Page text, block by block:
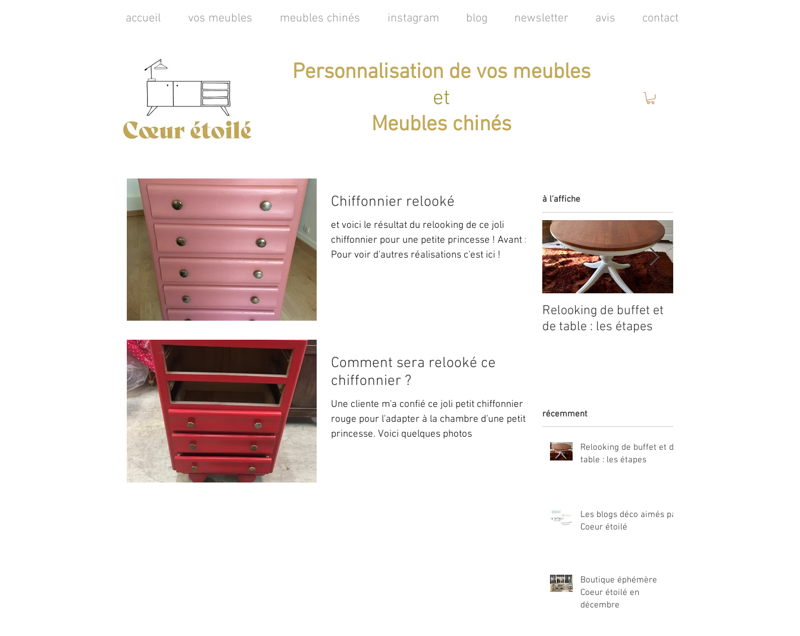
accueil vos meubles meubles chinés instagram blog newsletter avis contact
Personnalisation de vos meubles
et
Meubles chinés
Chiffonnier relooké
et voici le résultat du relooking de ce joli
chiffonnier pour une petite princesse ! Avant :
Pour voir d'autres réalisations c'est ici !
Comment sera relooké ce
chiffonnier ?
Une cliente m'a confié ce joli petit chiffonnier
rouge pour l'adapter à la chambre d'une petite
princesse. Voici quelques photos
à l'affiche
Relooking de buffet et
de table : les étapes
récemment
Relooking de buffet et de
table : les étapes
Les blogs déco aimés par
Coeur étoilé
Boutique éphémère
Coeur étoilé en
décembre